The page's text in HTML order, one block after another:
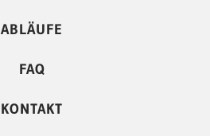
ABLÄUFE
FAQ
KONTAKT